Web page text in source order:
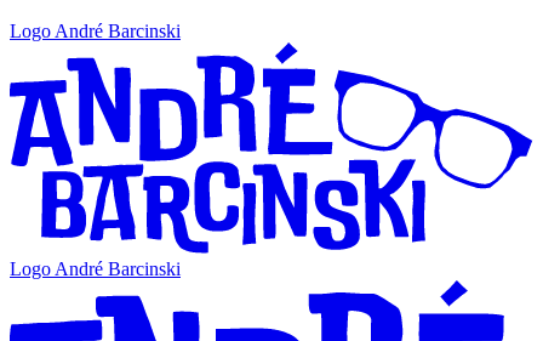
Logo André Barcinski
Logo André Barcinski